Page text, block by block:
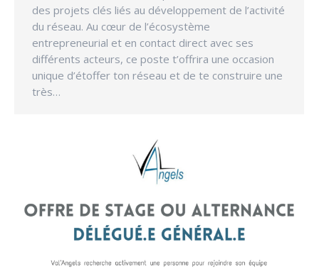
des projets clés liés au développement de l’activité
du réseau. Au cœur de l’écosystème
entrepreneurial et en contact direct avec ses
différents acteurs, ce poste t’offrira une occasion
unique d’étoffer ton réseau et de te construire une
très…